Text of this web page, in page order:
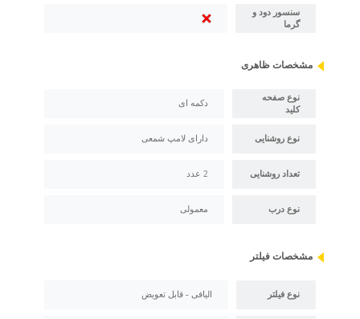
سنسور دود و
گرما
مشخصات ظاهری
نوع صفحه
کلید
دکمه ای
نوع روشنایی دارای لامپ شمعی
تعداد روشنایی 2 عدد
نوع درب معمولی
مشخصات فیلتر
نوع فیلتر الیافی - قابل تعویض